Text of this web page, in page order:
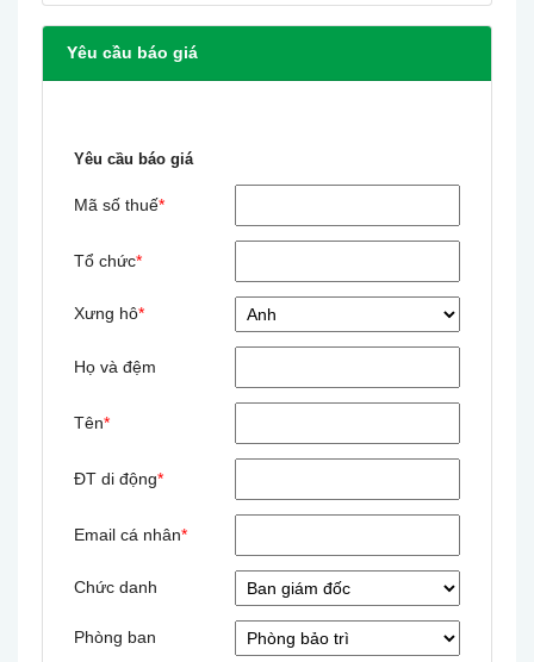
Yêu cầu báo giá
Yêu cầu báo giá
Mã số thuế*
Tổ chức*
Xưng hô*
Họ và đệm
Tên*
ĐT di động*
Email cá nhân*
Chức danh
Phòng ban